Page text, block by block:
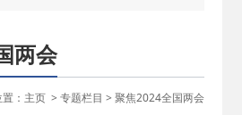
两会
： 主页> 专题栏目 > 聚焦2024全国两会